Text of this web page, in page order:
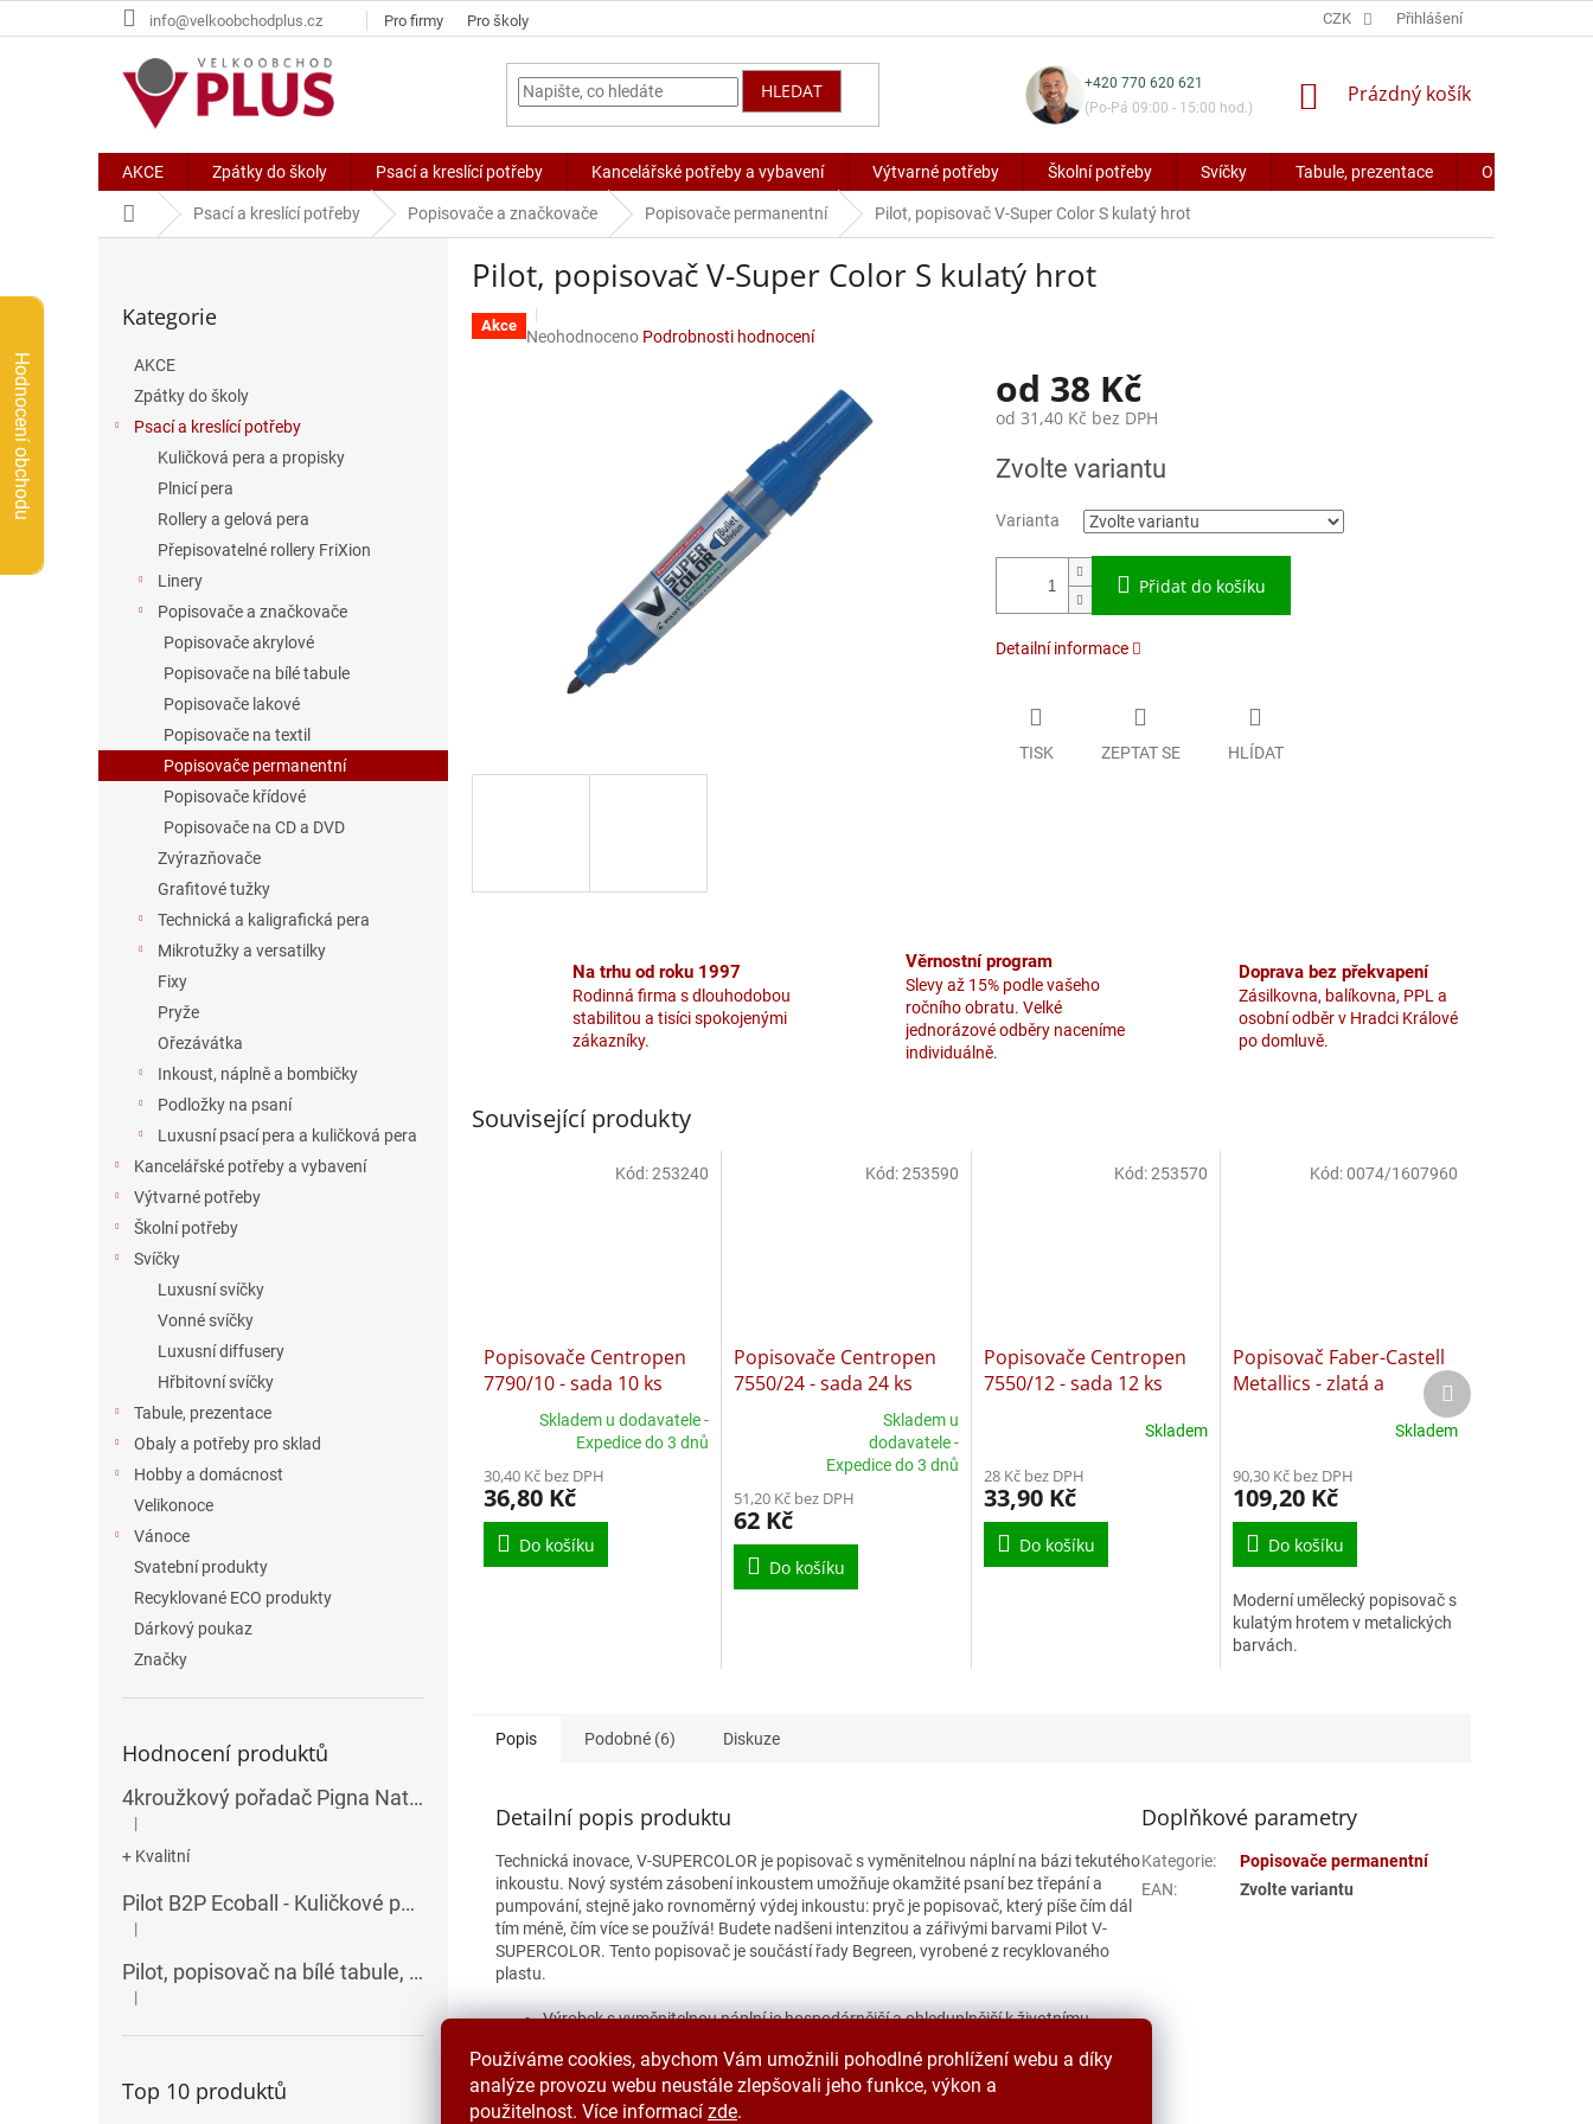
Používáme cookies, abychom Vám umožnili pohodlné prohlížení webu a díky
analýze provozu webu neustále zlepšovali jeho funkce, výkon a
použitelnost. Více informací zde.
na
info@velkoobchodplus.cz Pro firmy Pro školy CZK Přihlášení
HLEDAT
+420 770 620 621
(Po-Pá 09:00 - 15:00 hod.)
NÁKUPNÍ
Prázdný košík
AKCE Zpátky do školy Psací a kreslící potřeby Kancelářské potřeby a vybavení Výtvarné potřeby Školní potřeby Svíčky Tabule, prezentace Obaly a
Domů Psací a kreslící potřeby Popisovače a značkovače Popisovače permanentní Pilot, popisovač V-Super Color S kulatý hrot
kategorie
Kategorie
AKCE
Zpátky do školy
Psací a kreslící potřeby
Kuličková pera a propisky
Plnicí pera
Rollery a gelová pera
Přepisovatelné rollery FriXion
Linery
Popisovače a značkovače
Popisovače akrylové
Popisovače na bílé tabule
Popisovače lakové
Popisovače na textil
Popisovače permanentní
Popisovače křídové
Popisovače na CD a DVD
Zvýrazňovače
Grafitové tužky
Technická a kaligrafická pera
Mikrotužky a versatilky
Fixy
Pryže
Ořezávátka
Inkoust, náplně a bombičky
Podložky na psaní
Luxusní psací pera a kuličková pera
Kancelářské potřeby a vybavení
Výtvarné potřeby
Školní potřeby
Svíčky
Luxusní svíčky
Vonné svíčky
Luxusní diffusery
Hřbitovní svíčky
Tabule, prezentace
Obaly a potřeby pro sklad
Hobby a domácnost
Velikonoce
Vánoce
Svatební produkty
Recyklované ECO produkty
Dárkový poukaz
Značky
Hodnocení produktů
4kroužkový pořadač Pigna Nature Flowers - A4, 35 mm, mix motivů
Hodnocení produktu je 5 z 5 hvězdiček.
|
+ Kvalitní
Pilot B2P Ecoball - Kuličkové pero
Hodnocení produktu je 5 z 5 hvězdiček.
|
Pilot, popisovač na bílé tabule, seříznutý hrot, V-Board Master Chisel
Hodnocení produktu je 5 z 5 hvězdiček.
|
Top 10 produktů
Pilot, popisovač V-Super Color S kulatý hrot
Akce
Průměrné
Neohodnoceno Podrobnosti hodnocení
od 38 Kč
od 31,40 Kč bez DPH
cena:
Zvolte variantu
Varianta
Přidat do košíku
Detailní informace
TISK ZEPTAT SE HLÍDAT
Na trhu od roku 1997
Rodinná firma s dlouhodobou
stabilitou a tisíci spokojenými
zákazníky.
Věrnostní program
Slevy až 15% podle vašeho
ročního obratu. Velké
jednorázové odběry naceníme
individuálně.
Doprava bez překvapení
Zásilkovna, balíkovna, PPL a
osobní odběr v Hradci Králové
po domluvě.
Související produkty
Popisovače Centropen
7790/10 - sada 10 ks
Skladem u dodavatele -
Expedice do 3 dnů
30,40 Kč bez DPH
36,80 Kč
Do košíku
Kód:253240
Popisovače Centropen
7550/24 - sada 24 ks
produktu
je
5,0
Skladem u
dodavatele -
Expedice do 3 dnů
51,20 Kč bez DPH
62 Kč
Do košíku
Kód:253590
Popisovače Centropen
7550/12 - sada 12 ks
Skladem
28 Kč bez DPH
33,90 Kč
Do košíku
Kód:253570
Popisovač Faber-Castell
Metallics - zlatá a
Skladem
90,30 Kč bez DPH
109,20 Kč
Do košíku
Moderní umělecký popisovač s
kulatým hrotem v metalických
barvách.
Kód:0074/1607960
Další
produkt
Popis Podobné (6) Diskuze
Detailní popis produktu
Technická inovace, V-SUPERCOLOR je popisovač s vyměnitelnou náplní na bázi tekutého
inkoustu. Nový systém zásobení inkoustem umožňuje okamžité psaní bez třepání a
pumpování, stejně jako rovnoměrný výdej inkoustu: pryč je popisovač, který píše čím dál
tím méně, čím více se používá! Budete nadšeni intenzitou a zářivými barvami Pilot V-
SUPERCOLOR. Tento popisovač je součástí řady Begreen, vyrobené z recyklovaného
plastu.
Výrobek s vyměnitelnou náplní je hospodárnější a ohleduplnější k životnímu
Píše na jakýkoli povrch: papír, dřevo, sklo, beton, plast ...
Vyrobeno z 92% recyklovaného plastu (s výjimkou vyměnitelných částí), abychom
snížili dopad na životní prostředí.
Doplňkové parametry
Kategorie:
Popisovače permanentní
EAN: Zvolte variantu
Hodnocení obchodu